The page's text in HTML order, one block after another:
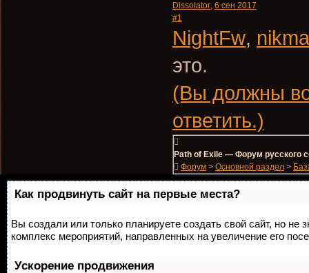
Dissolator, 6 сен 2017
#1
NightFw,
это.
(Вы должны
ответить.)
Path of Exile — Форум русского
Форум > Основной раздел >
Как продвинуть сайт на первые места?
Вы создали или только планируете создать свой сайт, но не
комплекс мероприятий, направленных на увеличение его
Ускорение продвижения